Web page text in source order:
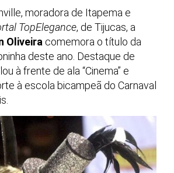
moradora de Itapema e
TopElegance, de Tijucas, a
Oliveira comemora o título da
deste ano. Destaque de
à frente de ala “Cinema” e
à escola bicampeã do Carnaval